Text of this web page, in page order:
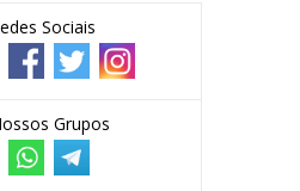
Sociais
Grupos